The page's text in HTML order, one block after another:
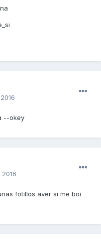
--okey
fotillos aver si me boi